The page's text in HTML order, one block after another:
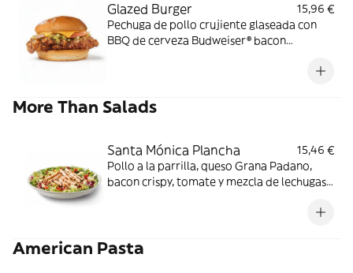
Glazed Burger
15,96 €
Pechuga de pollo crujiente glaseada con
BBQ de cerveza Budweiser® bacon
More Than Salads
Santa Mónica Plancha
15,46 €
Pollo a la parrilla, queso Grana Padano,
bacon crispy, tomate y mezcla de lechugas
American Pasta